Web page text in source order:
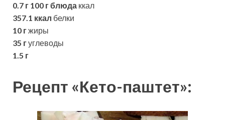
0.7 г 100 г блюда ккал
357.1 ккал белки
10 гжиры
35 гуглеводы
1.5 г
Рецепт «Кето-паштет»: